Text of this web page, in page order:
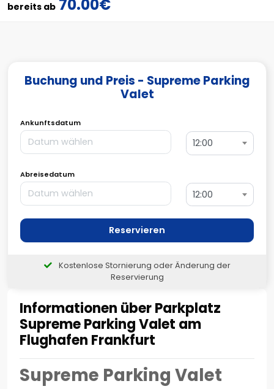
bereits ab 70.00€
Informationen über Parkplatz
Supreme Parking Valet am
Flughafen Frankfurt
Supreme Parking Valet
Buchung und Preis - Supreme Parking
Valet
Ankunftsdatum
12:00
Abreisedatum
12:00
Reservieren
Kostenlose Stornierung oder Änderung der
Reservierung